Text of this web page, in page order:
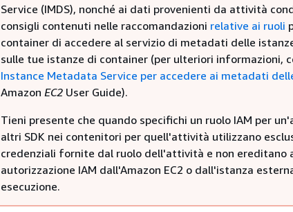
Service (IMDS), nonché ai dati provenienti da attività
consigli contenuti nelle raccomandazioni relative ai ruoli
container di accedere al servizio di metadati delle
sulle tue istanze di container (per ulteriori informazioni,
Instance Metadata Service per accedere ai metadati
Amazon EC2 User Guide).
Tieni presente che quando specifichi un ruolo IAM per
altri SDK nei contenitori per quell'attività utilizzano
credenziali fornite dal ruolo dell'attività e non ereditano
autorizzazione IAM dall'Amazon EC2 o dall'istanza
esecuzione.